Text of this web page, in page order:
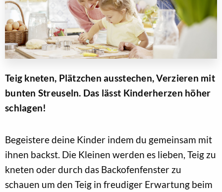
Teig kneten, Plätzchen ausstechen, Verzieren mit
bunten Streuseln. Das lässt Kinderherzen höher
schlagen!
Begeistere deine Kinder indem du gemeinsam mit
ihnen backst. Die Kleinen werden es lieben, Teig zu
kneten oder durch das Backofenfenster zu
schauen um den Teig in freudiger Erwartung beim